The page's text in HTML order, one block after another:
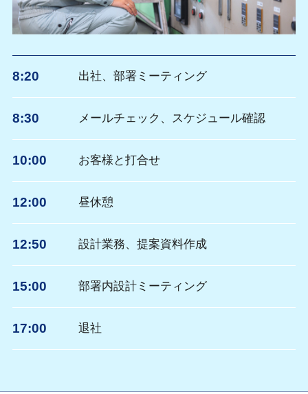
8:20 出社、部署ミーティング
8:30 メールチェック、スケジュール確認
10:00 お客様と打合せ
12:00 昼休憩
12:50 設計業務、提案資料作成
15:00 部署内設計ミーティング
17:00 退社